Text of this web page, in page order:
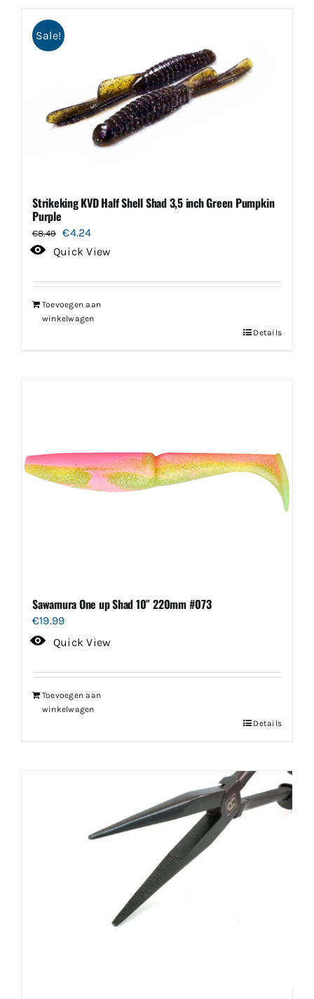
Sale!
Strikeking KVD Half Shell Shad 3,5 inch Green Pumpkin
Purple
€8.49 Oorspronkelijke
prijs
€8.49.
€4.24Huidige
prijs
€4.24.
Quick View
Toevoegen aan
winkelwagen
Details
Sawamura One up Shad 10″ 220mm #073
€19.99
Quick View
Toevoegen aan
winkelwagen
Details